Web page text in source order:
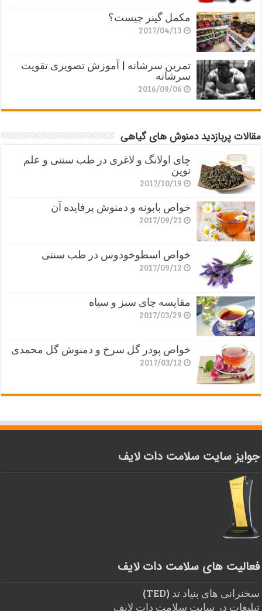
مکمل گینر چیست؟
2017/04/13
تمرین سرشانه | آموزش تصویری تقویت
سرشانه
2016/09/06
مقالات پربازدید دمنوش های گیاهی
چای اولانگ و لاغری در طب سنتی و علم
نوین
2017/10/19
خواص بابونه و دمنوش پرفایده آن
2017/09/21
خواص اسطوخودوس در طب سنتی
2017/09/12
مقایسه چای سبز و سیاه
2017/03/29
خواص پودر گل سرخ و دمنوش گل محمدی
2017/03/12
جوایز سایت سلامت دات لایف
فعالیت های سلامت دات لایف
سخنرانی های بنیاد تد (TED)
تبلیغات در سایت سلامت دات لایف